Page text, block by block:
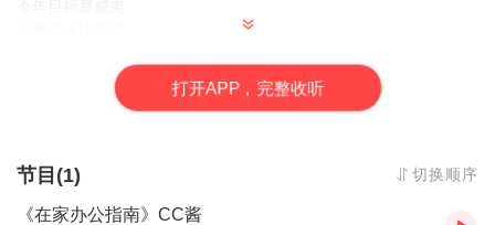
线上加班到夜里
不怕秃头的危机
《在家办公指南》
2020开年巨制•时下最潮流的办公模式
打开APP，完整收听
节目(1) 切换顺序
《在家办公指南》CC酱